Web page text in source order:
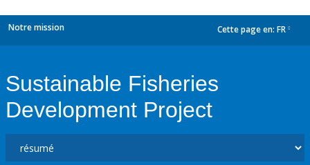
Notre mission Cette page en: FR
Sustainable Fisheries
Development Project